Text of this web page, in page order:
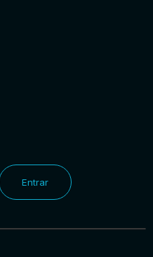
Entrar